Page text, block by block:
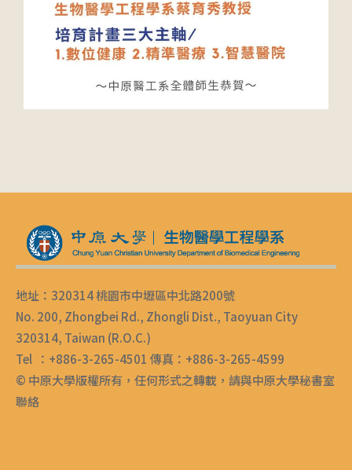
地址：320314 桃園市中壢區中北路200號
No. 200, Zhongbei Rd., Zhongli Dist., Taoyuan City
320314, Taiwan (R.O.C.)
Tel ：+886-3-265-4501 傳真：+886-3-265-4599
© 中原大學版權所有，任何形式之轉載，請與中原大學秘書室
聯絡